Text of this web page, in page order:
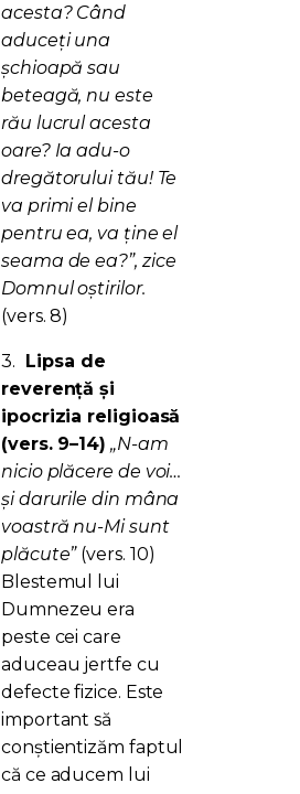
acesta? Când
aduceți una
șchioapă sau
beteagă, nu este
rău lucrul acesta
oare? Ia adu-o
dregătorului tău! Te
va primi el bine
pentru ea, va ține el
seama de ea?”, zice
Domnul oștirilor.
(vers. 8)
3. Lipsa de
reverență și
ipocrizia religioasă
(vers. 9–14) „N-am
nicio plăcere de voi…
și darurile din mâna
voastră nu-Mi sunt
plăcute”(vers. 10)
Blestemul lui
Dumnezeu era
peste cei care
aduceau jertfe cu
defecte fizice. Este
important să
conștientizăm faptul
că ce aducem lui